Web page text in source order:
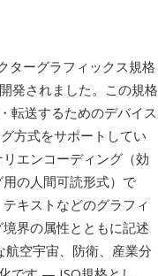
ターグラフィックス規格
発されました。この規格
転送するためのデバイス
方式をサポートしてい
エンコーディング（効
の人間可読形式）で
キストなどのグラフィ
界の属性とともに記述
航空宇宙、防衛、産業分